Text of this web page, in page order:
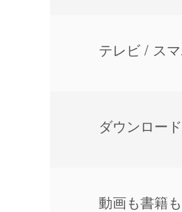
テレビ / ス
ダウンロー
動画も書籍